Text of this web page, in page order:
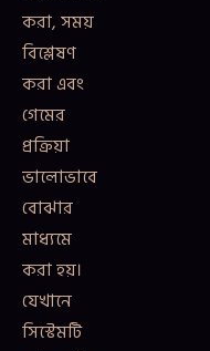
করা, সময়
বিশ্লেষণ
করা এবং
গেমের
প্রক্রিয়া
ভালোভাবে
বোঝার
মাধ্যমে
করা হয়।
যেখানে
সিস্টেমটি